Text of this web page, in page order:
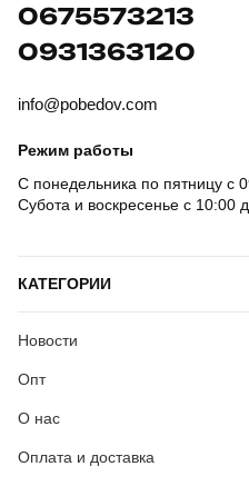
0675573213
0931363120
info@pobedov.com
Режим работы
С понедельника по пятницу с
Субота и воскресенье с 10:00
КАТЕГОРИИ
Новости
Опт
О нас
Оплата и доставка